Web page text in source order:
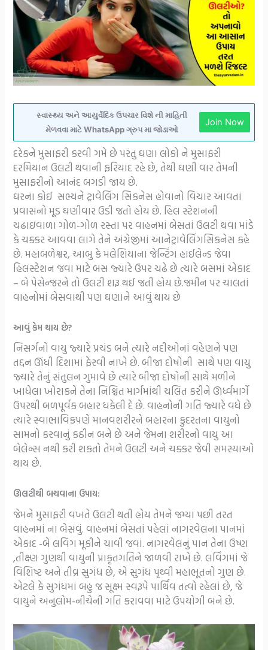
સ્વાસ્થ્ય અને આયુર્વેદિક ઉપચાર વિશે ની માહિતી
મેળવવા માટે WhatsApp ગ્રુપ મા જોડાઓ
Join Now
દરેકને મુસાફરી કરવી ગમે છે પરંતુ ઘણા લોકો ને મુસાફરી
દરમિયાન ઉલટી થવાની ફરિયાદ રહે છે, તેથી ઘણી વાર તેમની
મુસાફરીનો આનંદ બગડી જાય છે.
ઘરના કોઈ સભ્યને ટ્રાવેલિંગ સિકનેસ હોવાનો વિચાર આવતાં
પ્રવાસનો મૂડ ઘણીવાર ઉડી જતો હોય છે. હિલ સ્ટેશનની
ચઢાઇવાળા ગોળ-ગોળ રસ્તા પર વાહનમાં બેસતાં ઉલટી થવા માંડે
કે ચક્કર આવવા લાગે તેને અંગ્રેજીમાં આનેટ્રાવેલિંગસિકનેસ કહે
છે. મહાબળેશ્વર, આબુ કે મલેશિયાના જેન્ટિંગ હાઈલેન્ડ જેવા
હિલસ્ટેશન જવા માટે બસ જ્યારે ઉપર ચઢે છે ત્યારે બસમાં એકાદ
– બે પેસેન્જરને તો ઉલટી શરૂ થઈ જતી હોય છે.જમીન પર ચાલતાં
વાહનોમાં બેસવાથી પણ ઘણાને આવું થાય છે
આવું કેમ થાય છે?
નિસર્ગનો વાયુ જ્યારે પ્રચંડ બને ત્યારે નદીઓનાં વહેણને પણ
તદ્દન ઊંધી દિશામાં ફેરવી નાખે છે. બીજા દોષોની સાથે પણ વાયુ
જ્યારે તેનું સંતુલન ગુમાવે છે ત્યારે બીજા દોષોની સાથે મળીને
ખાધેલા ખોરાકને તેના નિશ્ચિત માર્ગમાંથી ચલિત કરીને ઊર્ધ્વમાર્ગે
ઉપરથી બળપૂર્વક બહાર ધકેલી દે છે. વાહનોની ગતિ જ્યારે વધે છે
ત્યારે સ્વાભાવિકપણે માનવશરીરને બહારના કુદરતના વાયુનો
સામનો કરવાનું કઠીન બને છે અને જેમના શરીરનો વાયુ આ
બેલેન્સ નથી કરી શકતો તેમને ઉલટી અને ચક્કર જેવી સમસ્યાઓ
થાય છે.
ઊલટીથી બચવાના ઉપાય:
જેમને મુસાફરી વખતે ઉલટી થતી હોય તેમને જમ્યા પછી તરત
વાહનમાં ના બેસવું. વાહનમાં બેસતાં પહેલાં નાગરવેલના પાનમાં
એકાદ -બે લવિંગ મૂકીને ચાવી જવાં. નાગરવેલનું પાન તેના ઉષ્ણ
,તીક્ષ્ણ ગુણથી વાયુની પ્રાકૃતગતિને જાળવી રાખે છે. લવિંગમાં જે
વિશિષ્ટ અને તીવ્ર સુગંધ છે, એ સુગંધ પૃથ્વી મહાભૂતનો ગુણ છે.
એટલે કે સુગંધમાં બહુ જ સૂક્ષ્મ સ્વરૂપે પાર્થિવ તત્વો રહેલાં છે, જે
વાયુને અનુલોમ-નીચેની ગતિ કરાવવા માટે ઉપયોગી બને છે.